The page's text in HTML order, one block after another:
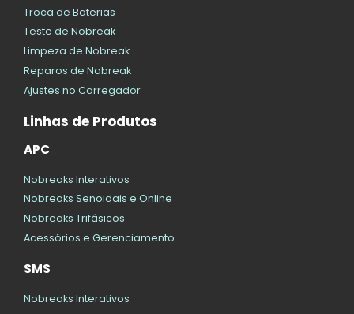
Troca de Baterias
Teste de Nobreak
Limpeza de Nobreak
Reparos de Nobreak
Ajustes no Carregador
Linhas de Produtos
APC
Nobreaks Interativos
Nobreaks Senoidais e Online
Nobreaks Trifásicos
Acessórios e Gerenciamento
SMS
Nobreaks Interativos